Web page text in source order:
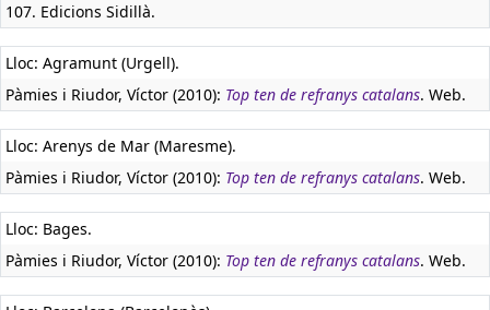
107. Edicions Sidillà.
Lloc: Agramunt (Urgell).
Pàmies i Riudor, Víctor (2010): Top ten de refranys catalans. Web.
Lloc: Arenys de Mar (Maresme).
Pàmies i Riudor, Víctor (2010): Top ten de refranys catalans. Web.
Lloc: Bages.
Pàmies i Riudor, Víctor (2010): Top ten de refranys catalans. Web.